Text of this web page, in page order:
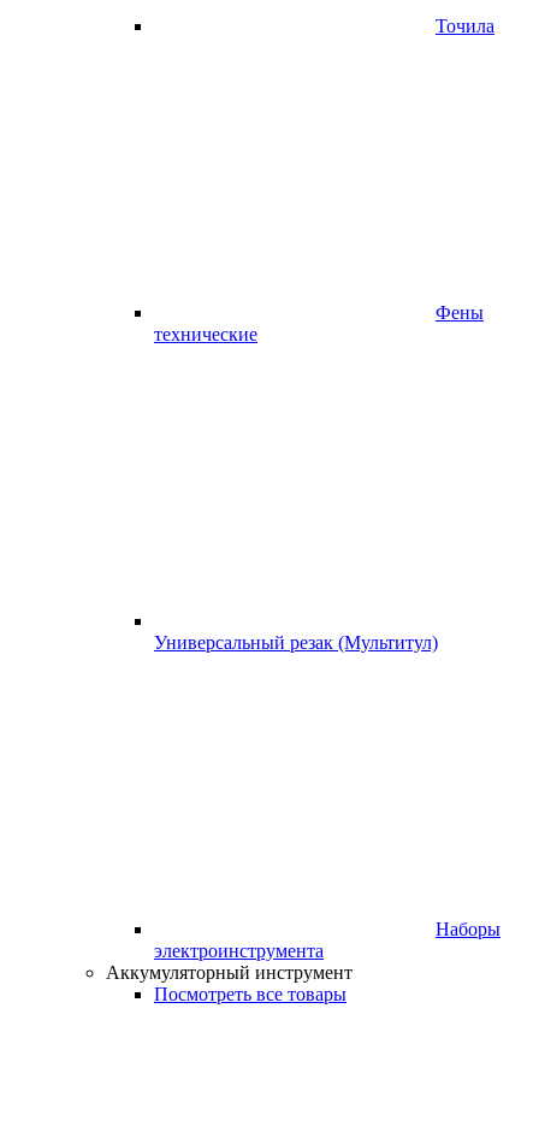
Точила
Фены
технические
Универсальный резак (Мультитул)
Наборы
электроинструмента
Аккумуляторный инструмент
Посмотреть все товары